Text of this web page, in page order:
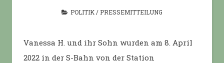
POLITIK / PRESSEMITTEILUNG
Vanessa H. und ihr Sohn wurden am 8. April
2022 in der S-Bahn von der Station